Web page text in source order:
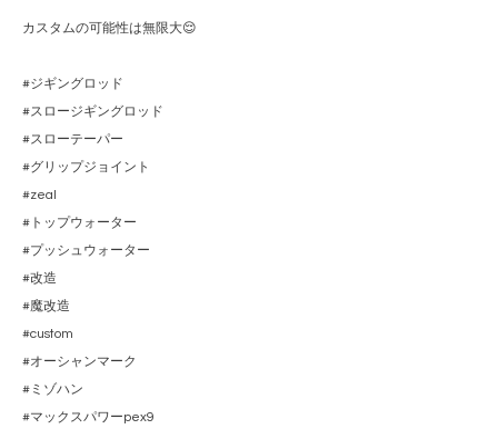
カスタムの可能性は無限大😌
#ジギングロッド
#スロージギングロッド
#スローテーパー
#グリップジョイント
#zeal
#トップウォーター
#プッシュウォーター
#改造
#魔改造
#custom
#オーシャンマーク
#ミゾハン
#マックスパワーpex9